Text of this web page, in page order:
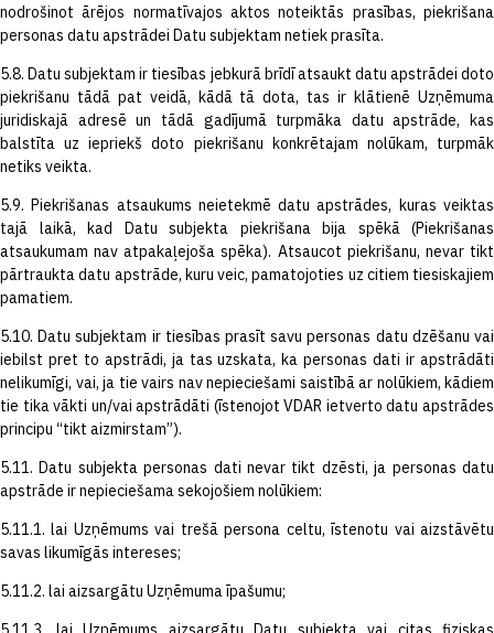
nodrošinot ārējos normatīvajos aktos noteiktās prasības, piekrišana
personas datu apstrādei Datu subjektam netiek prasīta.
5.8. Datu subjektam ir tiesības jebkurā brīdī atsaukt datu apstrādei doto
piekrišanu tādā pat veidā, kādā tā dota, tas ir klātienē Uzņēmuma
juridiskajā adresē un tādā gadījumā turpmāka datu apstrāde, kas
balstīta uz iepriekš doto piekrišanu konkrētajam nolūkam, turpmāk
netiks veikta.
5.9. Piekrišanas atsaukums neietekmē datu apstrādes, kuras veiktas
tajā laikā, kad Datu subjekta piekrišana bija spēkā (Piekrišanas
atsaukumam nav atpakaļejoša spēka). Atsaucot piekrišanu, nevar tikt
pārtraukta datu apstrāde, kuru veic, pamatojoties uz citiem tiesiskajiem
pamatiem.
5.10. Datu subjektam ir tiesības prasīt savu personas datu dzēšanu vai
iebilst pret to apstrādi, ja tas uzskata, ka personas dati ir apstrādāti
nelikumīgi, vai, ja tie vairs nav nepieciešami saistībā ar nolūkiem, kādiem
tie tika vākti un/vai apstrādāti (īstenojot VDAR ietverto datu apstrādes
principu “tikt aizmirstam”).
5.11. Datu subjekta personas dati nevar tikt dzēsti, ja personas datu
apstrāde ir nepieciešama sekojošiem nolūkiem:
5.11.1. lai Uzņēmums vai trešā persona celtu, īstenotu vai aizstāvētu
savas likumīgās intereses;
5.11.2. lai aizsargātu Uzņēmuma īpašumu;